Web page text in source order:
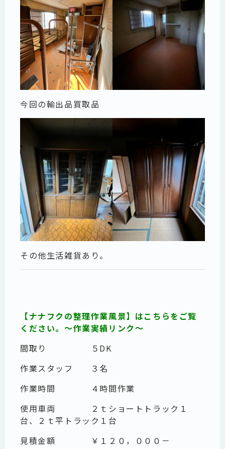
今回の輸出品買取品
その他生活雑貨あり。
【ナナフクの整理作業風景】はこちらをご覧
ください。～作業実績リンク～
間取り ５DK
作業スタッフ ３名
作業時間 ４時間作業
使用車両 ２ｔショートトラック１
台、２ｔ平トラック１台
見積金額 ￥１２０，０００－